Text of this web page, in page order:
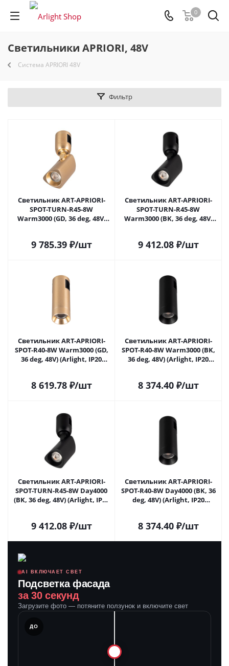
0
Светильники APRIORI, 48V
Система APRIORI 48V
Фильтр
Светильник ART-APRIORI-
SPOT-TURN-R45-8W
Warm3000 (GD, 36 deg, 48V)
9 785.39₽/шт
Светильник ART-APRIORI-
SPOT-TURN-R45-8W
Warm3000 (BK, 36 deg, 48V)
9 412.08₽/шт
Светильник ART-APRIORI-
SPOT-R40-8W Warm3000 (GD,
36 deg, 48V) (Arlight, IP20
8 619.78₽/шт
Светильник ART-APRIORI-
SPOT-R40-8W Warm3000 (BK,
36 deg, 48V) (Arlight, IP20
8 374.40₽/шт
Светильник ART-APRIORI-
SPOT-TURN-R45-8W Day4000
(BK, 36 deg, 48V) (Arlight, IP20
9 412.08₽/шт
Светильник ART-APRIORI-
SPOT-R40-8W Day4000 (BK, 36
deg, 48V) (Arlight, IP20
8 374.40₽/шт
AI ВКЛЮЧАЕТ СВЕТ
Подсветка фасада
за 30 секунд
Загрузите фото — потяните ползунок и включите свет
ДО